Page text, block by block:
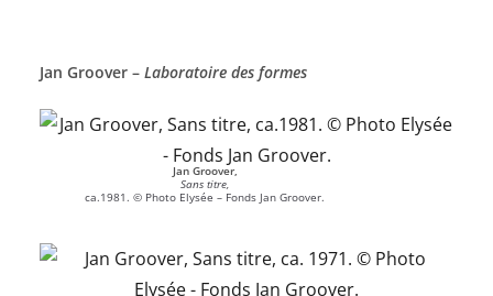
Jan Groover – Laboratoire des formes
Jan Groover,
Sans titre,
ca.1981. © Photo Elysée – Fonds Jan Groover.